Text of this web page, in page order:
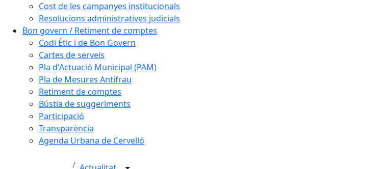
Cost de les campanyes institucionals
Resolucions administratives judicials
Bon govern / Retiment de comptes
Codi Ètic i de Bon Govern
Cartes de serveis
Pla d'Actuació Municipal (PAM)
Pla de Mesures Antifrau
Retiment de comptes
Bústia de suggeriments
Participació
Transparència
Agenda Urbana de Cervelló